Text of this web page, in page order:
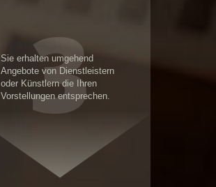
3
Sie erhalten umgehend
Angebote von Dienstleistern
oder Künstlern die Ihren
Vorstellungen entsprechen.